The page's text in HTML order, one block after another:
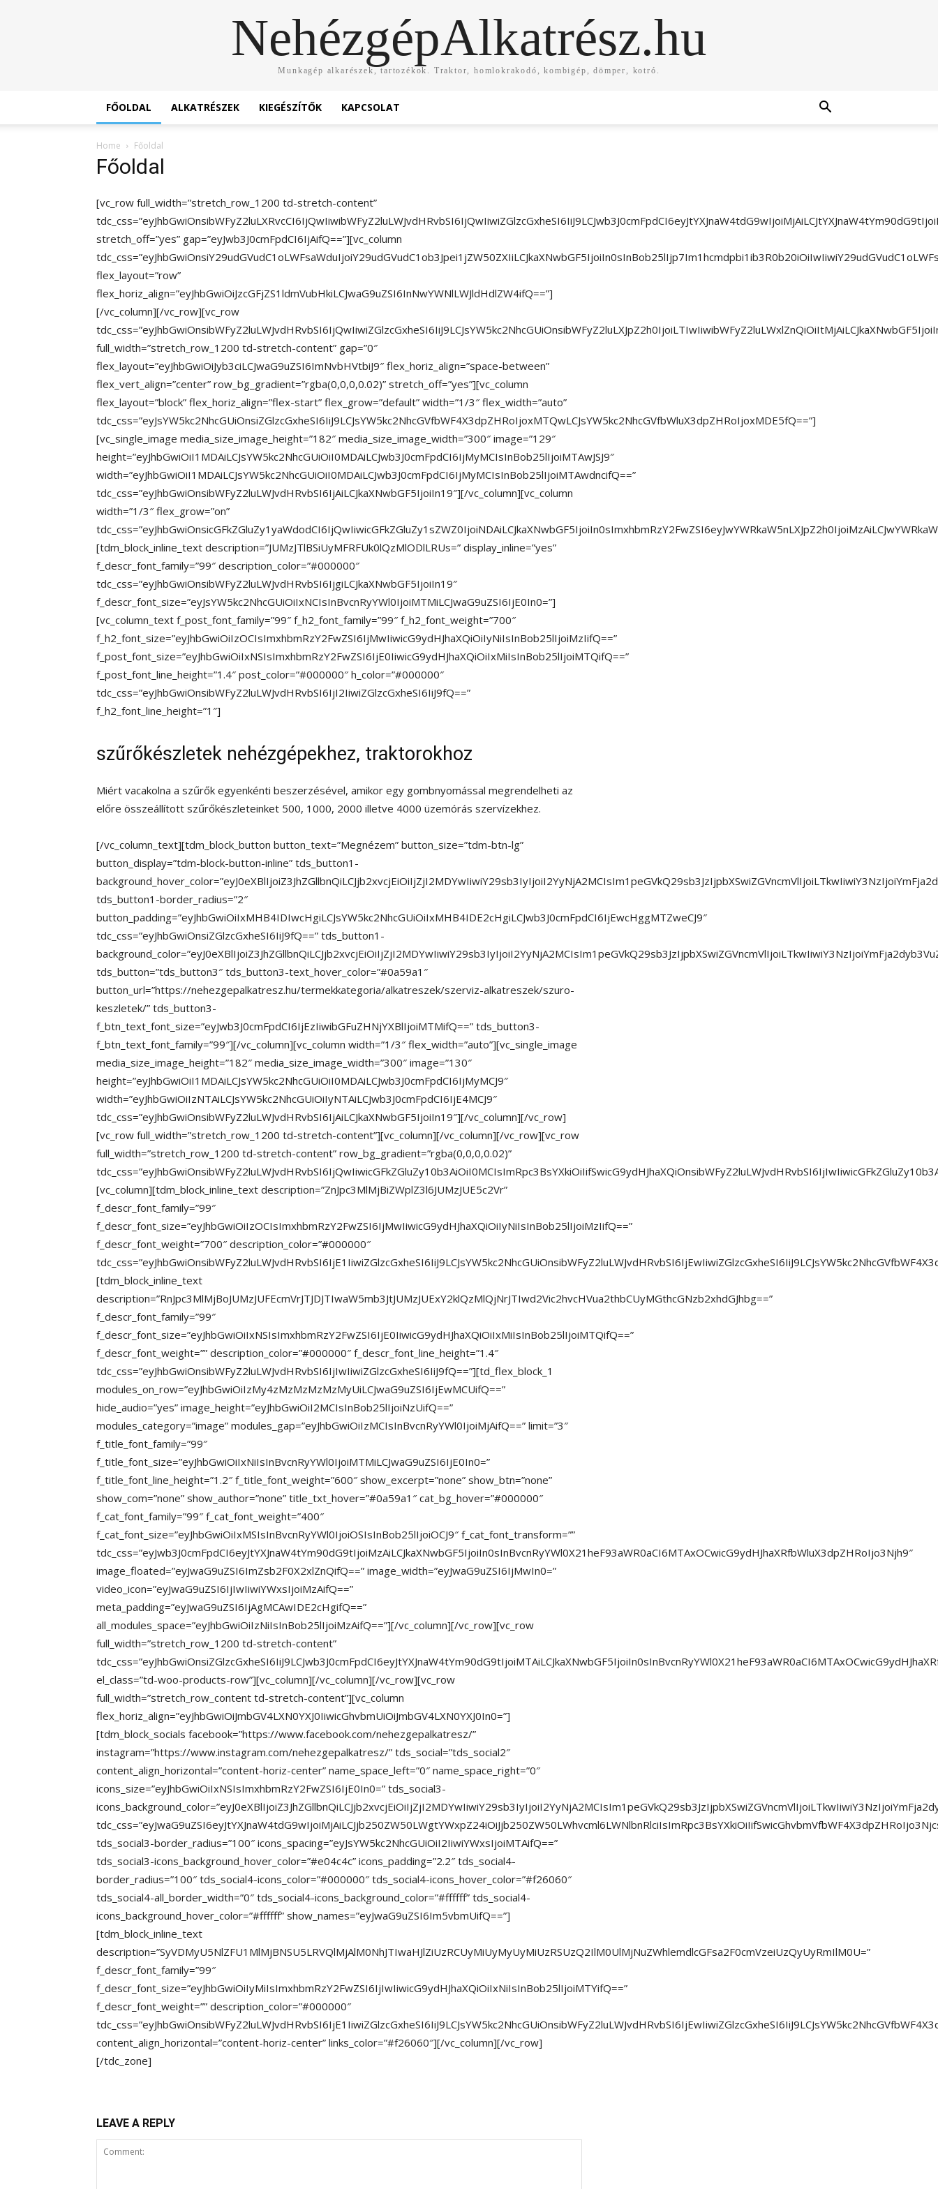
NehézgépAlkatrész.hu
Munkagép alkarészek, tartozékok. Traktor, homlokrakodó, kombigép, dömper, kotró.
FŐOLDAL ALKATRÉSZEK KIEGÉSZÍTŐK KAPCSOLAT
Home Főoldal
Főoldal
[vc_row full_width=”stretch_row_1200 td-stretch-content”
stretch_off=”yes” gap=”eyJwb3J0cmFpdCI6IjAifQ==”][vc_column
flex_layout=”row”
flex_horiz_align=”eyJhbGwiOiJzcGFjZS1ldmVubHkiLCJwaG9uZSI6InNwYWNlLWJldHdlZW4ifQ==”]
[/vc_column][/vc_row][vc_row
full_width=”stretch_row_1200 td-stretch-content” gap=”0″
flex_layout=”eyJhbGwiOiJyb3ciLCJwaG9uZSI6ImNvbHVtbiJ9″ flex_horiz_align=”space-between”
flex_vert_align=”center” row_bg_gradient=”rgba(0,0,0,0.02)” stretch_off=”yes”][vc_column
flex_layout=”block” flex_horiz_align=”flex-start” flex_grow=”default” width=”1/3″ flex_width=”auto”
tdc_css=”eyJsYW5kc2NhcGUiOnsiZGlzcGxheSI6IiJ9LCJsYW5kc2NhcGVfbWF4X3dpZHRoIjoxMTQwLCJsYW5kc2NhcGVfbWluX3dpZHRoIjoxMDE5fQ==”]
[vc_single_image media_size_image_height=”182″ media_size_image_width=”300″ image=”129″
height=”eyJhbGwiOiI1MDAiLCJsYW5kc2NhcGUiOiI0MDAiLCJwb3J0cmFpdCI6IjMyMCIsInBob25lIjoiMTAwJSJ9″
width=”eyJhbGwiOiI1MDAiLCJsYW5kc2NhcGUiOiI0MDAiLCJwb3J0cmFpdCI6IjMyMCIsInBob25lIjoiMTAwdncifQ==”
tdc_css=”eyJhbGwiOnsibWFyZ2luLWJvdHRvbSI6IjAiLCJkaXNwbGF5IjoiIn19″][/vc_column][vc_column
width=”1/3″ flex_grow=”on”
[tdm_block_inline_text description=”JUMzJTlBSiUyMFRFUk0lQzMlODlLRUs=” display_inline=”yes”
f_descr_font_family=”99″ description_color=”#000000″
tdc_css=”eyJhbGwiOnsibWFyZ2luLWJvdHRvbSI6IjgiLCJkaXNwbGF5IjoiIn19″
f_descr_font_size=”eyJsYW5kc2NhcGUiOiIxNCIsInBvcnRyYWl0IjoiMTMiLCJwaG9uZSI6IjE0In0=”]
[vc_column_text f_post_font_family=”99″ f_h2_font_family=”99″ f_h2_font_weight=”700″
f_h2_font_size=”eyJhbGwiOiIzOCIsImxhbmRzY2FwZSI6IjMwIiwicG9ydHJhaXQiOiIyNiIsInBob25lIjoiMzIifQ==”
f_post_font_size=”eyJhbGwiOiIxNSIsImxhbmRzY2FwZSI6IjE0IiwicG9ydHJhaXQiOiIxMiIsInBob25lIjoiMTQifQ==”
f_post_font_line_height=”1.4″ post_color=”#000000″ h_color=”#000000″
tdc_css=”eyJhbGwiOnsibWFyZ2luLWJvdHRvbSI6IjI2IiwiZGlzcGxheSI6IiJ9fQ==”
f_h2_font_line_height=”1″]
szűrőkészletek nehézgépekhez, traktorokhoz
Miért vacakolna a szűrők egyenkénti beszerzésével, amikor egy gombnyomással megrendelheti az
előre összeállított szűrőkészleteinket 500, 1000, 2000 illetve 4000 üzemórás szervízekhez.
[/vc_column_text][tdm_block_button button_text=”Megnézem” button_size=”tdm-btn-lg”
button_display=”tdm-block-button-inline” tds_button1-
tds_button1-border_radius=”2″
button_padding=”eyJhbGwiOiIxMHB4IDIwcHgiLCJsYW5kc2NhcGUiOiIxMHB4IDE2cHgiLCJwb3J0cmFpdCI6IjEwcHggMTZweCJ9″
tdc_css=”eyJhbGwiOnsiZGlzcGxheSI6IiJ9fQ==” tds_button1-
tds_button=”tds_button3″ tds_button3-text_hover_color=”#0a59a1″
button_url=”https://nehezgepalkatresz.hu/termekkategoria/alkatreszek/szerviz-alkatreszek/szuro-
keszletek/” tds_button3-
f_btn_text_font_size=”eyJwb3J0cmFpdCI6IjEzIiwibGFuZHNjYXBlIjoiMTMifQ==” tds_button3-
f_btn_text_font_family=”99″][/vc_column][vc_column width=”1/3″ flex_width=”auto”][vc_single_image
media_size_image_height=”182″ media_size_image_width=”300″ image=”130″
height=”eyJhbGwiOiI1MDAiLCJsYW5kc2NhcGUiOiI0MDAiLCJwb3J0cmFpdCI6IjMyMCJ9″
width=”eyJhbGwiOiIzNTAiLCJsYW5kc2NhcGUiOiIyNTAiLCJwb3J0cmFpdCI6IjE4MCJ9″
tdc_css=”eyJhbGwiOnsibWFyZ2luLWJvdHRvbSI6IjAiLCJkaXNwbGF5IjoiIn19″][/vc_column][/vc_row]
[vc_row full_width=”stretch_row_1200 td-stretch-content”][vc_column][/vc_column][/vc_row][vc_row
full_width=”stretch_row_1200 td-stretch-content” row_bg_gradient=”rgba(0,0,0,0.02)”
[vc_column][tdm_block_inline_text description=”ZnJpc3MlMjBiZWplZ3l6JUMzJUE5c2Vr”
f_descr_font_family=”99″
f_descr_font_size=”eyJhbGwiOiIzOCIsImxhbmRzY2FwZSI6IjMwIiwicG9ydHJhaXQiOiIyNiIsInBob25lIjoiMzIifQ==”
f_descr_font_weight=”700″ description_color=”#000000″
[tdm_block_inline_text
description=”RnJpc3MlMjBoJUMzJUFEcmVrJTJDJTIwaW5mb3JtJUMzJUExY2klQzMlQjNrJTIwd2Vic2hvcHVua2thbCUyMGthcGNzb2xhdGJhbg==”
f_descr_font_family=”99″
f_descr_font_size=”eyJhbGwiOiIxNSIsImxhbmRzY2FwZSI6IjE0IiwicG9ydHJhaXQiOiIxMiIsInBob25lIjoiMTQifQ==”
f_descr_font_weight=”” description_color=”#000000″ f_descr_font_line_height=”1.4″
tdc_css=”eyJhbGwiOnsibWFyZ2luLWJvdHRvbSI6IjIwIiwiZGlzcGxheSI6IiJ9fQ==”][td_flex_block_1
modules_on_row=”eyJhbGwiOiIzMy4zMzMzMzMzMyUiLCJwaG9uZSI6IjEwMCUifQ==”
hide_audio=”yes” image_height=”eyJhbGwiOiI2MCIsInBob25lIjoiNzUifQ==”
modules_category=”image” modules_gap=”eyJhbGwiOiIzMCIsInBvcnRyYWl0IjoiMjAifQ==” limit=”3″
f_title_font_family=”99″
f_title_font_size=”eyJhbGwiOiIxNiIsInBvcnRyYWl0IjoiMTMiLCJwaG9uZSI6IjE0In0=”
f_title_font_line_height=”1.2″ f_title_font_weight=”600″ show_excerpt=”none” show_btn=”none”
show_com=”none” show_author=”none” title_txt_hover=”#0a59a1″ cat_bg_hover=”#000000″
f_cat_font_family=”99″ f_cat_font_weight=”400″
f_cat_font_size=”eyJhbGwiOiIxMSIsInBvcnRyYWl0IjoiOSIsInBob25lIjoiOCJ9″ f_cat_font_transform=””
tdc_css=”eyJwb3J0cmFpdCI6eyJtYXJnaW4tYm90dG9tIjoiMzAiLCJkaXNwbGF5IjoiIn0sInBvcnRyYWl0X21heF93aWR0aCI6MTAxOCwicG9ydHJhaXRfbWluX3dpZHRoIjo3Njh9″
image_floated=”eyJwaG9uZSI6ImZsb2F0X2xlZnQifQ==” image_width=”eyJwaG9uZSI6IjMwIn0=”
video_icon=”eyJwaG9uZSI6IjIwIiwiYWxsIjoiMzAifQ==”
meta_padding=”eyJwaG9uZSI6IjAgMCAwIDE2cHgifQ==”
all_modules_space=”eyJhbGwiOiIzNiIsInBob25lIjoiMzAifQ==”][/vc_column][/vc_row][vc_row
full_width=”stretch_row_1200 td-stretch-content”
el_class=”td-woo-products-row”][vc_column][/vc_column][/vc_row][vc_row
full_width=”stretch_row_content td-stretch-content”][vc_column
flex_horiz_align=”eyJhbGwiOiJmbGV4LXN0YXJ0IiwicGhvbmUiOiJmbGV4LXN0YXJ0In0=”]
[tdm_block_socials facebook=”https://www.facebook.com/nehezgepalkatresz/”
instagram=”https://www.instagram.com/nehezgepalkatresz/” tds_social=”tds_social2″
content_align_horizontal=”content-horiz-center” name_space_left=”0″ name_space_right=”0″
icons_size=”eyJhbGwiOiIxNSIsImxhbmRzY2FwZSI6IjE0In0=” tds_social3-
tds_social3-border_radius=”100″ icons_spacing=”eyJsYW5kc2NhcGUiOiI2IiwiYWxsIjoiMTAifQ==”
tds_social3-icons_background_hover_color=”#e04c4c” icons_padding=”2.2″ tds_social4-
border_radius=”100″ tds_social4-icons_color=”#000000″ tds_social4-icons_hover_color=”#f26060″
tds_social4-all_border_width=”0″ tds_social4-icons_background_color=”#ffffff” tds_social4-
icons_background_hover_color=”#ffffff” show_names=”eyJwaG9uZSI6Im5vbmUifQ==”]
[tdm_block_inline_text
description=”SyVDMyU5NlZFU1MlMjBNSU5LRVQlMjAlM0NhJTIwaHJlZiUzRCUyMiUyMyUyMiUzRSUzQ2IlM0UlMjNuZWhlemdlcGFsa2F0cmVzeiUzQyUyRmIlM0U=”
f_descr_font_family=”99″
f_descr_font_size=”eyJhbGwiOiIyMiIsImxhbmRzY2FwZSI6IjIwIiwicG9ydHJhaXQiOiIxNiIsInBob25lIjoiMTYifQ==”
f_descr_font_weight=”” description_color=”#000000″
content_align_horizontal=”content-horiz-center” links_color=”#f26060″][/vc_column][/vc_row]
[/tdc_zone]
LEAVE A REPLY